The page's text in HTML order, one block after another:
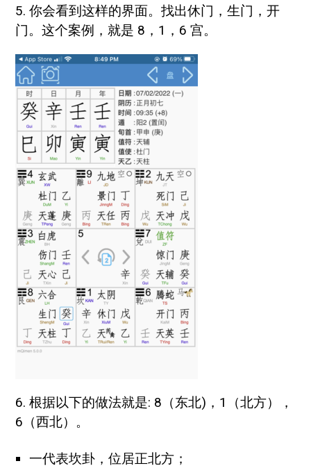
5. 你会看到这样的界面。找出休门，生门，开
门。这个案例，就是 8，1，6 宫。
6. 根据以下的做法就是: 8（东北)，1（北方），
6（西北）。
一代表坎卦，位居正北方；